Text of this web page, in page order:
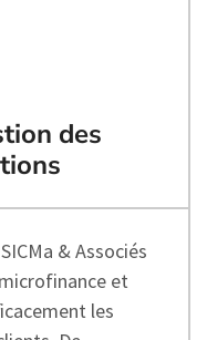
des
& Associés
et
les